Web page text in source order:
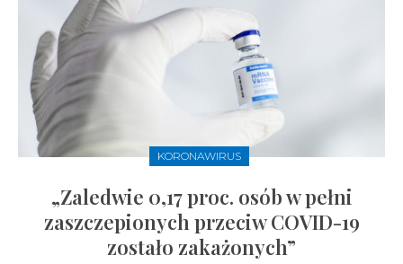
KORONAWIRUS
„Zaledwie 0,17 proc. osób w pełni
zaszczepionych przeciw COVID-19
zostało zakażonych”